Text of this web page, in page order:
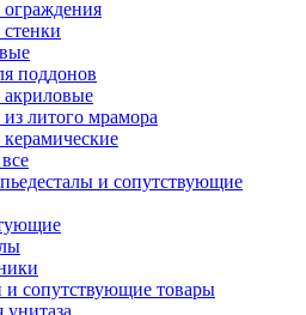
поддонов
литого мрамора
и сопутствующие
и сопутствующие товары
унитаза